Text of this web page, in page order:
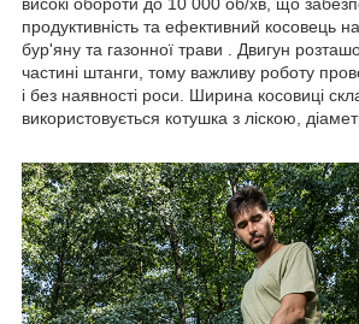
продуктивність та ефективний косовець
бур'яну та газонної трави . Двигун
частині штанги, тому важливу роботу
і без наявності роси. Ширина косовиці
використовується котушка з ліскою,